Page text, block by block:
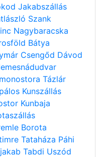
Jakabszállás
Szank
Nagybaracska
Bátya
Csengőd Dávod
Tázlár
Kunszállás
Kunbaja
Borota
Tataháza Páhi
Tabdi Uszód